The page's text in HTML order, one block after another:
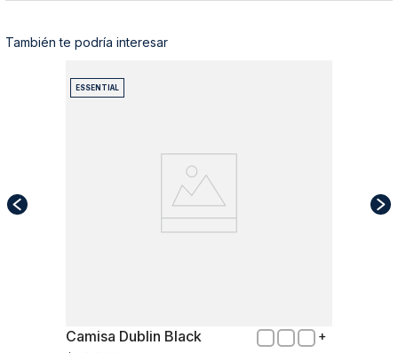
También te podría interesar
L
ESSENTIAL
Camisa Dublin Black